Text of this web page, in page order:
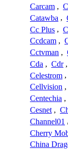
Carcam ,
Catawba ,
Cc Plus ,
Ccdcam ,
Cctvman ,
Cda , Cdr ,
Celestrom ,
Cellvision ,
Centechia ,
Cesnet ,
Channel01 ,
Cherry
China